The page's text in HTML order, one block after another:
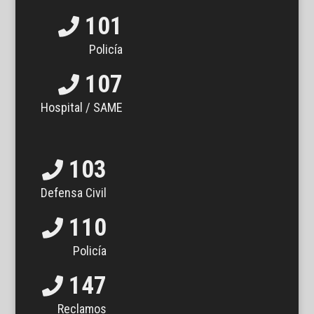
101
Policía
107
Hospital / SAME
103
Defensa Civil
110
Policía
147
Reclamos